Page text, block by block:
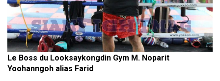
Le Boss du Looksaykongdin Gym M. Noparit
Yoohanngoh alias Farid